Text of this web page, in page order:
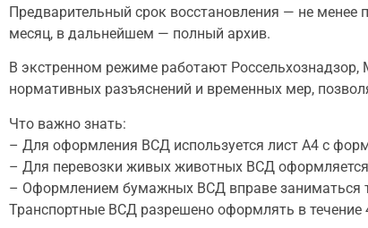
Предварительный срок восстановления — не менее
месяц, в дальнейшем — полный архив.
В экстренном режиме работают
нормативных разъяснений и временных мер,
Что важно знать:
– Для оформления ВСД используется лист А4 с
– Для перевозки живых животных ВСД
– Оформлением бумажных ВСД вправе заниматься
Транспортные ВСД разрешено оформлять в